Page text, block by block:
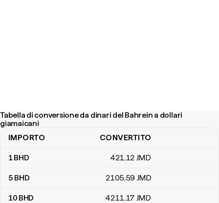
Tabella di conversione da dinari del Bahrein a dollari
giamaicani
Tabella di conversione da dinari del Bahrein a dollari giamaicani
IMPORTO CONVERTITO
1BHD 421,12 JMD
5 BHD 2105,59 JMD
10 BHD 4211,17 JMD